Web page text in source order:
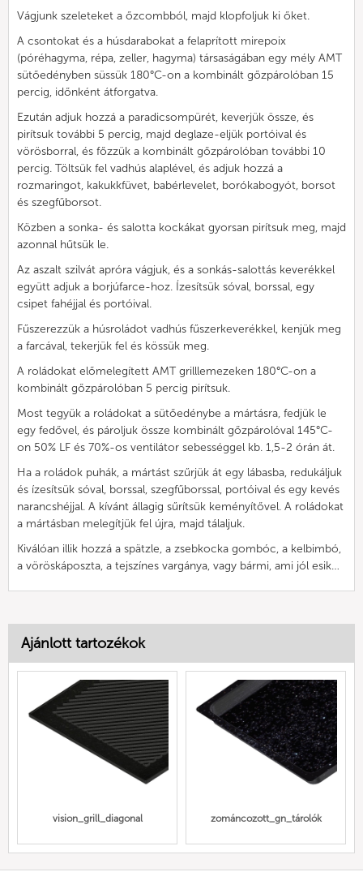
Vágjunk szeleteket a őzcombból, majd klopfoljuk ki őket.
A csontokat és a húsdarabokat a felaprított mirepoix
(póréhagyma, répa, zeller, hagyma) társaságában egy mély AMT
sütőedényben süssük 180°C-on a kombinált gőzpárolóban 15
percig, időnként átforgatva.
Ezután adjuk hozzá a paradicsompürét, keverjük össze, és
pirítsuk további 5 percig, majd deglaze-eljük portóival és
vörösborral, és főzzük a kombinált gőzpárolóban további 10
percig. Töltsük fel vadhús alaplével, és adjuk hozzá a
rozmaringot, kakukkfüvet, babérlevelet, borókabogyót, borsot
és szegfűborsot.
Közben a sonka- és salotta kockákat gyorsan pirítsuk meg, majd
azonnal hűtsük le.
Az aszalt szilvát apróra vágjuk, és a sonkás-salottás keverékkel
együtt adjuk a borjúfarce-hoz. Ízesítsük sóval, borssal, egy
csipet fahéjjal és portóival.
Fűszerezzük a húsroládot vadhús fűszerkeverékkel, kenjük meg
a farcával, tekerjük fel és kössük meg.
A roládokat előmelegített AMT grilllemezeken 180°C-on a
kombinált gőzpárolóban 5 percig pirítsuk.
Most tegyük a roládokat a sütőedénybe a mártásra, fedjük le
egy fedővel, és pároljuk össze kombinált gőzpárolóval 145°C-
on 50% LF és 70%-os ventilátor sebességgel kb. 1,5-2 órán át.
Ha a roládok puhák, a mártást szűrjük át egy lábasba, redukáljuk
és ízesítsük sóval, borssal, szegfűborssal, portóival és egy kevés
narancshéjjal. A kívánt állagig sűrítsük keményítővel. A roládokat
a mártásban melegítjük fel újra, majd tálaljuk.
Kiválóan illik hozzá a spätzle, a zsebkocka gombóc, a kelbimbó,
a vöröskáposzta, a tejszínes vargánya, vagy bármi, ami jól esik…
Ajánlott tartozékok
vision_grill_diagonal zománcozott_gn_tárolók